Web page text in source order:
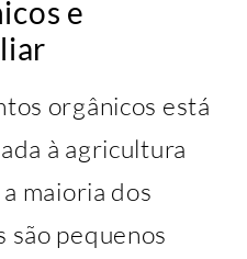
e
orgânicos está
à agricultura
maioria dos
pequenos